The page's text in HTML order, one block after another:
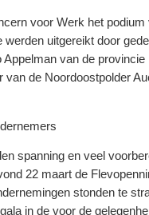
voor Werk het podium
werden uitgereikt door
van de provincie
van de Noordoostpolder
spanning en veel
22 maart de
stonden te
in de voor de